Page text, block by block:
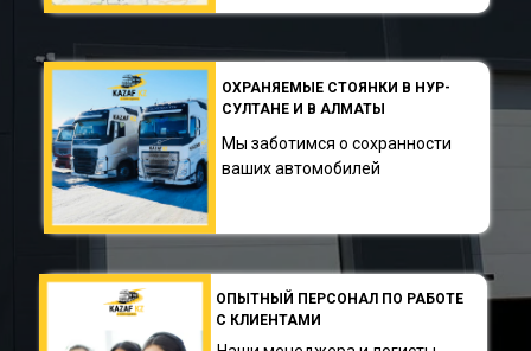
ОХРАНЯЕМЫЕ СТОЯНКИ В НУР-
СУЛТАНЕ И В АЛМАТЫ
Мы заботимся о сохранности
ваших автомобилей
ОПЫТНЫЙ ПЕРСОНАЛ ПО РАБОТЕ
С КЛИЕНТАМИ